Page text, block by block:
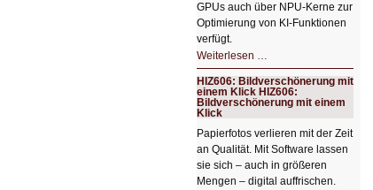
GPUs auch über NPU-Kerne zur
Optimierung von KI-Funktionen
verfügt.
Weiterlesen …
Schicker
kompakter
Rechenturbo
HIZ606: Bildverschönerung mit
einem Klick HIZ606:
Bildverschönerung mit einem
Klick
Papierfotos verlieren mit der Zeit
an Qualität. Mit Software lassen
sie sich – auch in größeren
Mengen – digital auffrischen.